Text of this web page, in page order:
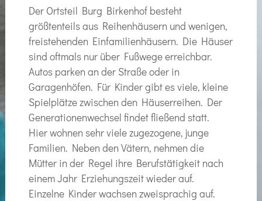
Der Ortsteil Burg Birkenhof besteht
größtenteils aus Reihenhäusern und wenigen,
freistehenden Einfamilienhäusern. Die Häuser
sind oftmals nur über Fußwege erreichbar.
Autos parken an der Straße oder in
Garagenhöfen. Für Kinder gibt es viele, kleine
Spielplätze zwischen den Häuserreihen. Der
Generationenwechsel findet fließend statt.
Hier wohnen sehr viele zugezogene, junge
Familien. Neben den Vätern, nehmen die
Mütter in der Regel ihre Berufstätigkeit nach
einem Jahr Erziehungszeit wieder auf.
Einzelne Kinder wachsen zweisprachig auf.